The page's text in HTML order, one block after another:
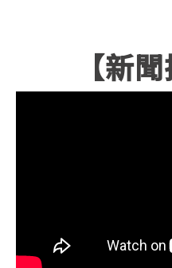
【新